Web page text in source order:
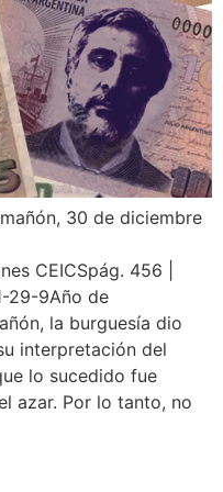
30 de diciembre
CEICSpág. 456 |
29-9Año de
la burguesía dio
interpretación del
lo sucedido fue
azar. Por lo tanto, no